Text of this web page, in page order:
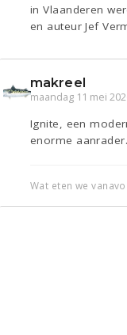
in Vlaanderen
en auteur Jef
makreel
maandag 11 mei
Ignite, een
enorme aanrader.
Wat eten we